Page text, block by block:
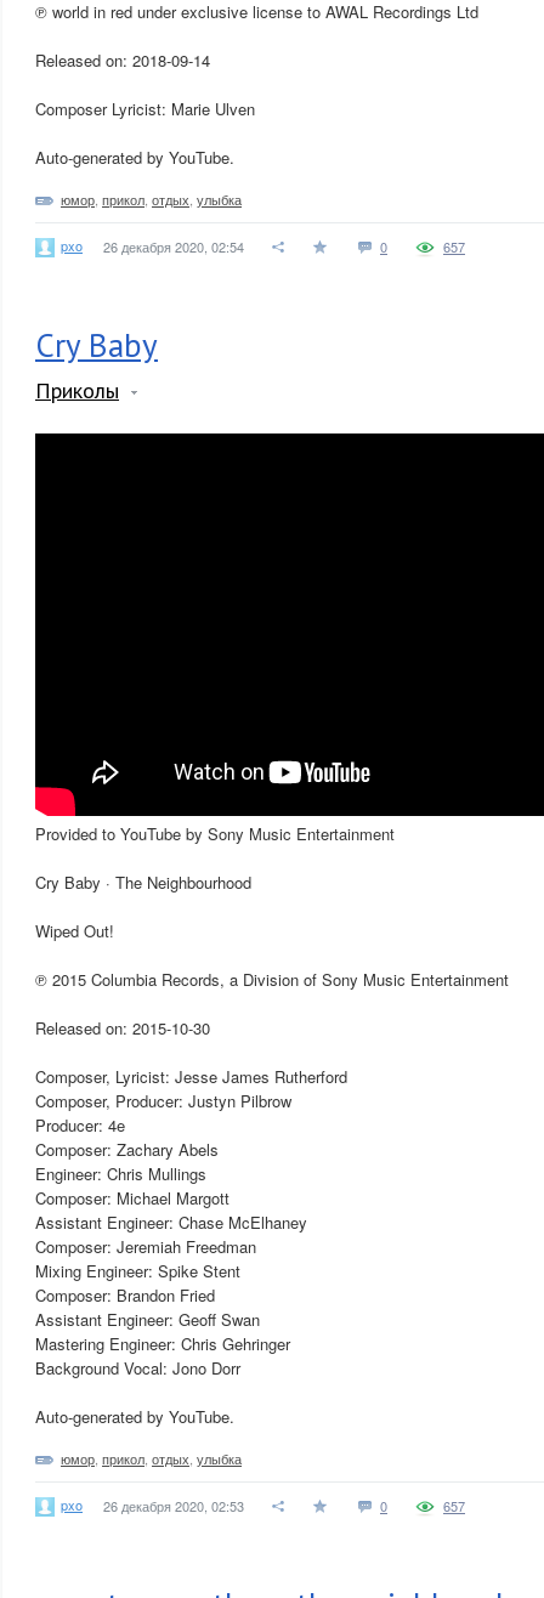
℗ world in red under exclusive license to AWAL Recordings Ltd
Released on: 2018-09-14
Composer Lyricist: Marie Ulven
Auto-generated by YouTube.
юмор прикол отдых улыбка
pxo 26 декабря 2020, 02:54 0 657
Cry Baby
Приколы
Provided to YouTube by Sony Music Entertainment
Cry Baby · The Neighbourhood
Wiped Out!
℗ 2015 Columbia Records, a Division of Sony Music Entertainment
Released on: 2015-10-30
Composer, Lyricist: Jesse James Rutherford
Composer, Producer: Justyn Pilbrow
Producer: 4e
Composer: Zachary Abels
Engineer: Chris Mullings
Composer: Michael Margott
Assistant Engineer: Chase McElhaney
Composer: Jeremiah Freedman
Mixing Engineer: Spike Stent
Composer: Brandon Fried
Assistant Engineer: Geoff Swan
Mastering Engineer: Chris Gehringer
Background Vocal: Jono Dorr
Auto-generated by YouTube.
юмор прикол отдых улыбка
pxo 26 декабря 2020, 02:53 0 657